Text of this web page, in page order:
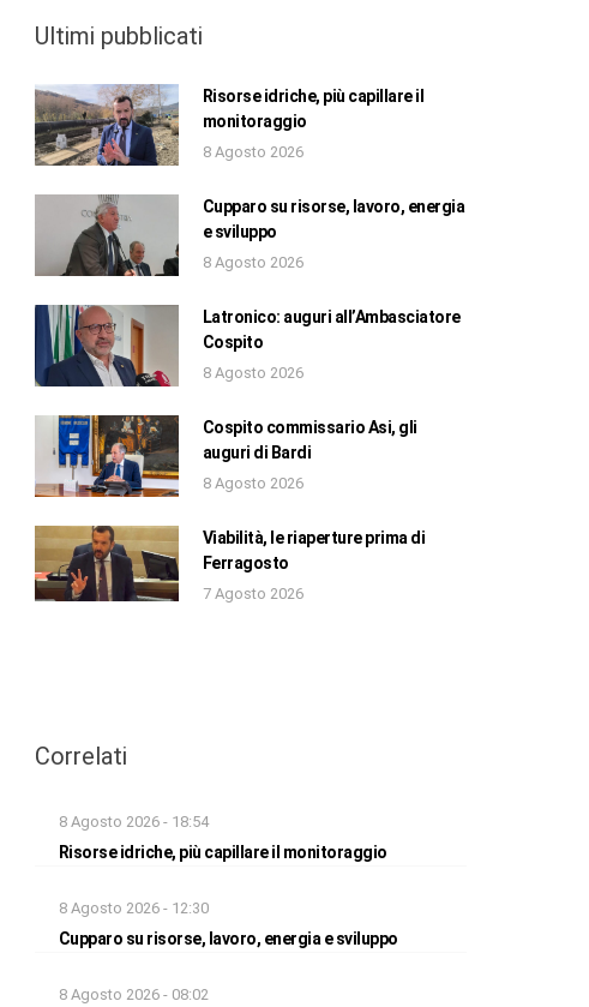
Ultimi pubblicati
Risorse idriche, più capillare il
monitoraggio
8 Agosto 2026
Cupparo su risorse, lavoro, energia
e sviluppo
8 Agosto 2026
Latronico: auguri all’Ambasciatore
Cospito
8 Agosto 2026
Cospito commissario Asi, gli
auguri di Bardi
8 Agosto 2026
Viabilità, le riaperture prima di
Ferragosto
7 Agosto 2026
Correlati
8 Agosto 2026 - 18:54
Risorse idriche, più capillare il monitoraggio
8 Agosto 2026 - 12:30
Cupparo su risorse, lavoro, energia e sviluppo
8 Agosto 2026 - 08:02